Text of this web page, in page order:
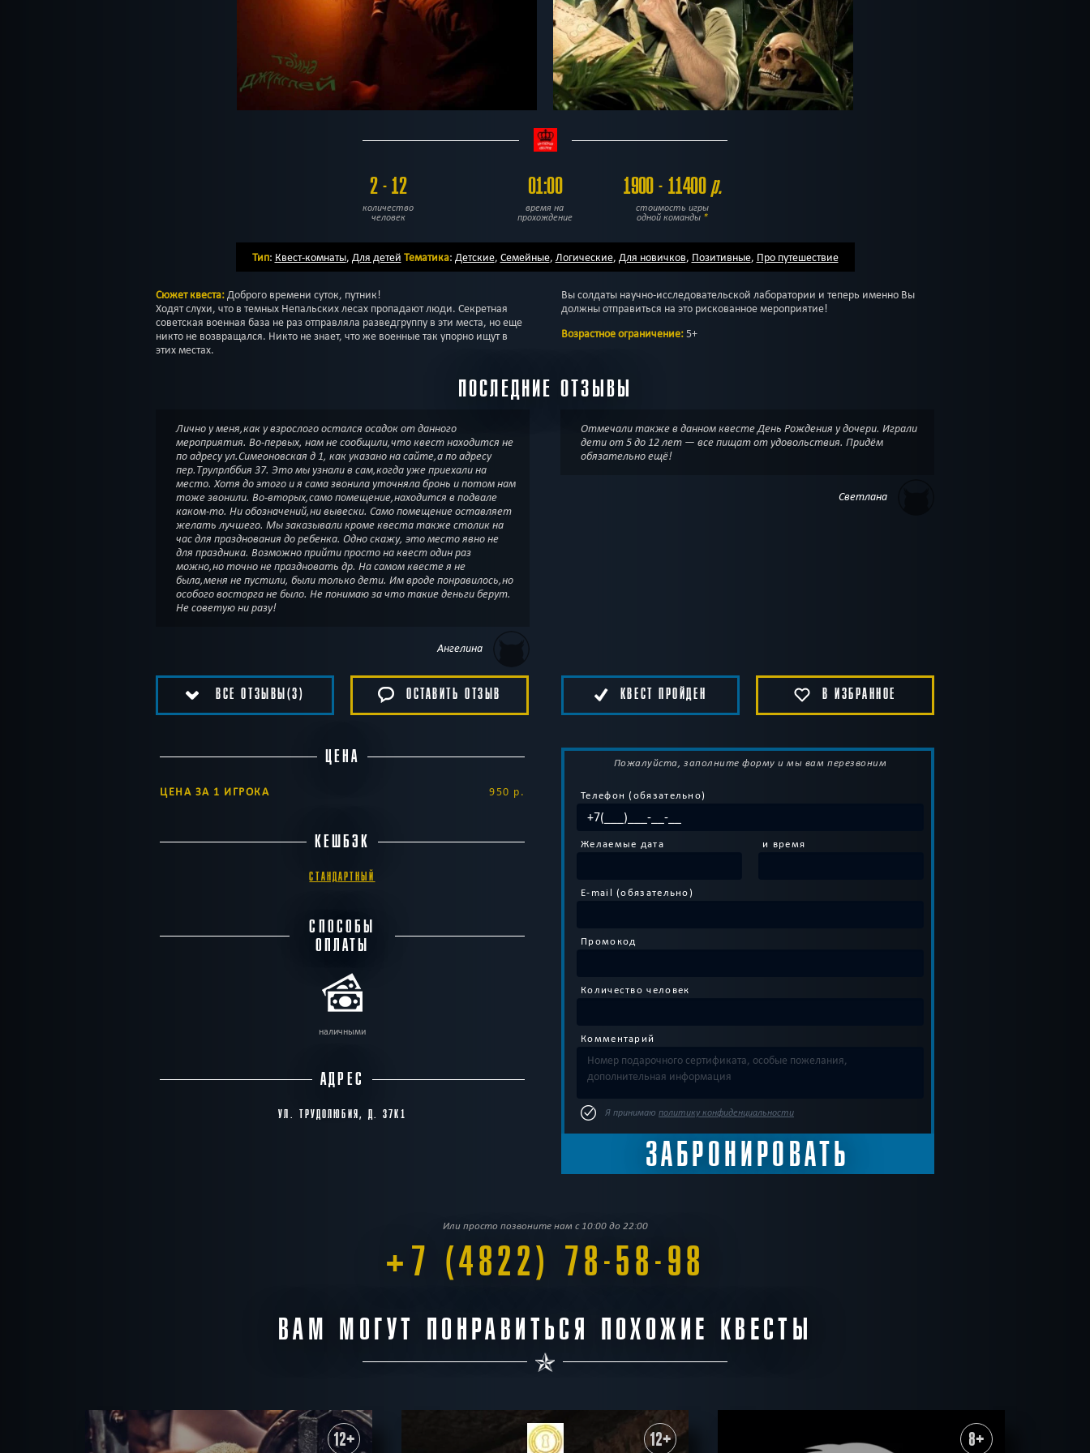
2 - 12
количество
человек
01:00
время на
прохождение
1900 - 11400р.
стоимость игры
одной команды *
Тип: Квест-комнаты, Для детей Тематика: Детские, Семейные, Логические, Для новичков, Позитивные, Про путешествие
Сюжет квеста:Доброго времени суток, путник!
Ходят слухи, что в темных Непальских лесах пропадают люди. Секретная
советская военная база не раз отправляла разведгруппу в эти места, но еще
никто не возвращался. Никто не знает, что же военные так упорно ищут в
этих местах.
Вы солдаты научно-исследовательской лаборатории и теперь именно Вы
должны отправиться на это рискованное мероприятие!
Возрастное ограничение:5+
ПОСЛЕДНИЕ ОТЗЫВЫ
Лично у меня,как у взрослого остался осадок от данного
мероприятия. Во-первых, нам не сообщили,что квест находится не
по адресу ул.Симеоновская д 1, как указано на сайте,а по адресу
пер.Трулрлббия 37. Это мы узнали в сам,когда уже приехали на
место. Хотя до этого и я сама звонила уточняла бронь и потом нам
тоже звонили. Во-вторых,само помещение,находится в подвале
каком-то. Ни обозначений,ни вывески. Само помещение оставляет
желать лучшего. Мы заказывали кроме квеста также столик на
час для празднования до ребенка. Одно скажу, это место явно не
для праздника. Возможно прийти просто на квест один раз
можно,но точно не праздновать др. На самом квесте я не
была,меня не пустили, были только дети. Им вроде понравилось,но
особого восторга не было. Не понимаю за что такие деньги берут.
Не советую ни разу!
Ангелина
Отмечали также в данном квесте День Рождения у дочери. Играли
дети от 5 до 12 лет — все пищат от удовольствия. Придём
обязательно ещё!
Светлана
ВСЕ ОТЗЫВЫ(3) ОСТАВИТЬ ОТЗЫВ КВЕСТ ПРОЙДЕН В ИЗБРАННОЕ
ЦЕНА
ЦЕНА ЗА 1 ИГРОКА 950 р.
КЕШБЭК
СТАНДАРТНЫЙ
СПОСОБЫ
ОПЛАТЫ
наличными
АДРЕС
УЛ. ТРУДОЛЮБИЯ, Д. 37К1
Пожалуйста, заполните форму и мы вам перезвоним
Телефон (обязательно)
Желаемые дата и время
E-mail (обязательно)
Промокод
Количество человек
Комментарий
Я принимаю политику конфиденциальности
Или просто позвоните нам с 10:00 до 22:00
+7 (4822) 78-58-98
ВАМ МОГУТ ПОНРАВИТЬСЯ ПОХОЖИЕ КВЕСТЫ
12+ 12+ 8+